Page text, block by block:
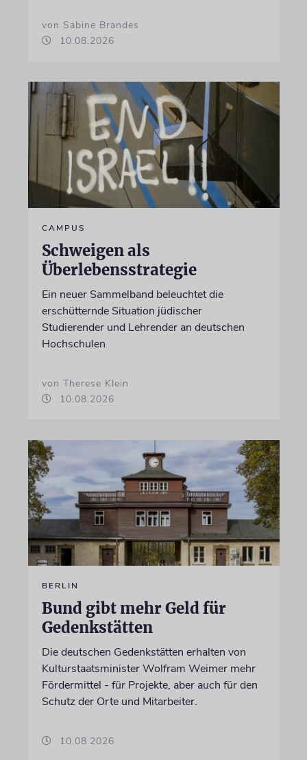
von Sabine Brandes
10.08.2026
CAMPUS
Schweigen als
Überlebensstrategie
Ein neuer Sammelband beleuchtet die
erschütternde Situation jüdischer
Studierender und Lehrender an deutschen
Hochschulen
von Therese Klein
10.08.2026
BERLIN
Bund gibt mehr Geld für
Gedenkstätten
Die deutschen Gedenkstätten erhalten von
Kulturstaatsminister Wolfram Weimer mehr
Fördermittel - für Projekte, aber auch für den
Schutz der Orte und Mitarbeiter.
10.08.2026